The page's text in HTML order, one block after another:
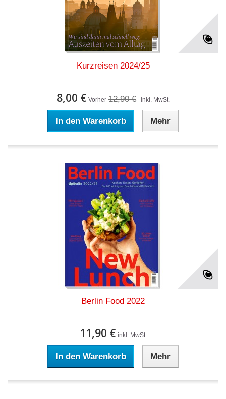
Kurzreisen 2024/25
8,00 € Vorher 12,90 € inkl. MwSt.
In den Warenkorb Mehr
Berlin Food 2022
11,90 € inkl. MwSt.
In den Warenkorb Mehr